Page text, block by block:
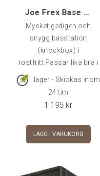
Joe Frex Base Drawer, Small [dmini]
Mycket gedigen och
snygg basstation
(knockbox) i
rostfritt.Passar lika bra i
sin ensamhet brevid
maskinen som med en
8cm
I lager - Skickas inom
24 tim
1 195 kr
LÄGG I VARUKORG